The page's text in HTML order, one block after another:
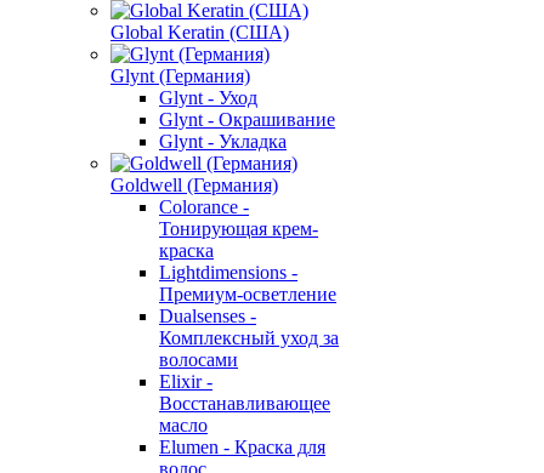
Global Keratin (США)
Glynt (Германия)
Glynt - Уход
Glynt - Окрашивание
Glynt - Укладка
Goldwell (Германия)
Colorance -
Тонирующая крем-
краска
Lightdimensions -
Премиум-осветление
Dualsenses -
Комплексный уход за
волосами
Elixir -
Восстанавливающее
масло
Elumen - Краска для
волос